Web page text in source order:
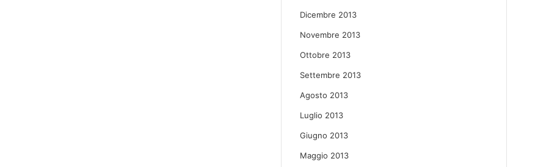
Dicembre 2013
Novembre 2013
Ottobre 2013
Settembre 2013
Agosto 2013
Luglio 2013
Giugno 2013
Maggio 2013